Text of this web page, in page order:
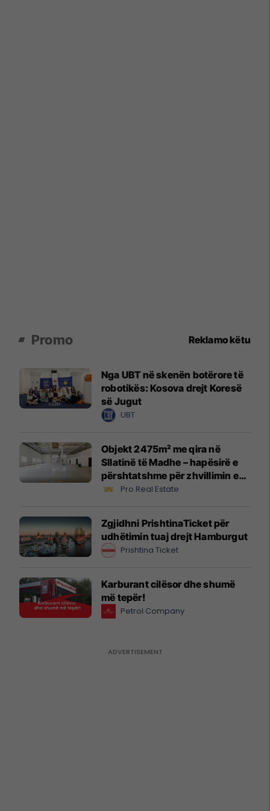
Promo Reklamo këtu
Nga UBT në skenën botërore të
robotikës: Kosova drejt Koresë
së Jugut
UBT
Objekt 2475m² me qira në
Sllatinë të Madhe – hapësirë e
përshtatshme për zhvillimin e
biznesit #16068
Pro Real Estate
Zgjidhni PrishtinaTicket për
udhëtimin tuaj drejt Hamburgut
Prishtina Ticket
Karburant cilësor dhe shumë
më tepër!
Petrol Company